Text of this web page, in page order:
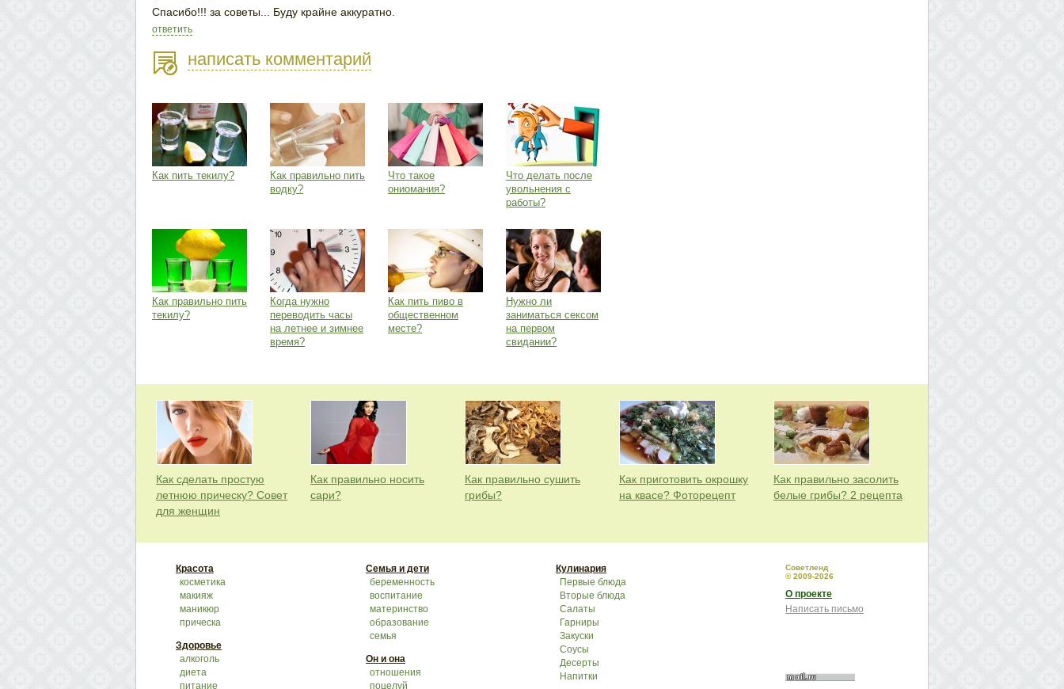
Спасибо!!! за советы... Буду крайне аккуратно.
ответить
написать комментарий
Как пить текилу?
Как правильно пить
водку?
Что такое
ониомания?
Что делать после
увольнения с
работы?
Как правильно пить
текилу?
Когда нужно
переводить часы
на летнее и зимнее
время?
Как пить пиво в
общественном
месте?
Нужно ли
заниматься сексом
на первом
свидании?
Как сделать простую
летнюю прическу? Совет
для женщин
Как правильно носить
сари?
Как правильно сушить
грибы?
Как приготовить окрошку
на квасе? Фоторецепт
Как правильно засолить
белые грибы? 2 рецепта
Красота
косметика
макияж
маникюр
прическа
Здоровье
алкоголь
диета
питание
Семья и дети
беременность
воспитание
материнство
образование
семья
Он и она
отношения
поцелуй
Кулинария
Первые блюда
Вторые блюда
Салаты
Гарниры
Закуски
Соусы
Десерты
Напитки
Советленд
© 2009-2026
О проекте
Написать письмо